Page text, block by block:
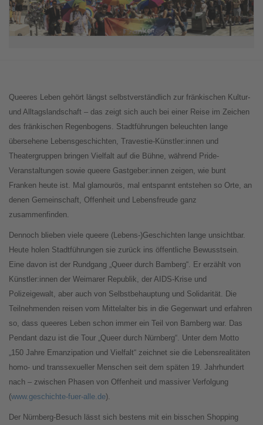
Queeres Leben gehört längst selbstverständlich zur fränkischen Kultur-
und Alltagslandschaft – das zeigt sich auch bei einer Reise im Zeichen
des fränkischen Regenbogens. Stadtführungen beleuchten lange
übersehene Lebensgeschichten, Travestie-Künstler:innen und
Theatergruppen bringen Vielfalt auf die Bühne, während Pride-
Veranstaltungen sowie queere Gastgeber:innen zeigen, wie bunt
Franken heute ist. Mal glamourös, mal entspannt entstehen so Orte, an
denen Gemeinschaft, Offenheit und Lebensfreude ganz
zusammenfinden.
Dennoch blieben viele queere (Lebens-)Geschichten lange unsichtbar.
Heute holen Stadtführungen sie zurück ins öffentliche Bewusstsein.
Eine davon ist der Rundgang „Queer durch Bamberg“. Er erzählt von
Künstler:innen der Weimarer Republik, der AIDS-Krise und
Polizeigewalt, aber auch von Selbstbehauptung und Solidarität. Die
Teilnehmenden reisen vom Mittelalter bis in die Gegenwart und erfahren
so, dass queeres Leben schon immer ein Teil von Bamberg war. Das
Pendant dazu ist die Tour „Queer durch Nürnberg“. Unter dem Motto
„150 Jahre Emanzipation und Vielfalt“ zeichnet sie die Lebensrealitäten
homo- und transsexueller Menschen seit dem späten 19. Jahrhundert
nach – zwischen Phasen von Offenheit und massiver Verfolgung
(www.geschichte-fuer-alle.de).
Der Nürnberg-Besuch lässt sich bestens mit ein bisschen Shopping